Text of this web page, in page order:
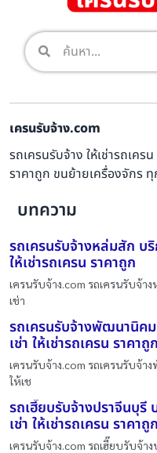
เครนรับจ้าง.com
รถเครนรับจ้าง ให้เช่ารถเค
ราคาถูก ขนย้ายเครื่องจักร
บทความ
รถเครนรับจ้างหล่มสัก บริ
ให้เช่ารถเครน ราคาถูก
เครนรับจ้าง.com รถเครนรับจ้า
เช่า
รถเครนรับจ้างพัฒนานิคม
เช่า ให้เช่ารถเครน ราคาถูก
เครนรับจ้าง.com รถเครนรับจ้า
ให้เช
รถเฮี๊ยบรับจ้างปราจีนบุรี
เช่า ให้เช่ารถเครน ราคาถูก
เครนรับจ้าง.com รถเฮี๊ยบรับจ้า